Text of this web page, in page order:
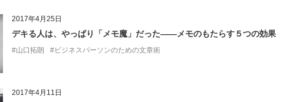
2017年4月25日
デキる人は、やっぱり「メモ魔」だった――メモのもたらす５つの効果
#山口拓朗 #ビジネスパーソンのための文章術
2017年4月11日